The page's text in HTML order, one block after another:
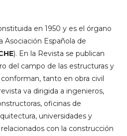
en 1950 y es el órgano
Asociación Española de
). En la Revista se publican
del campo de las estructuras y
tanto en obra civil
va dirigida a ingenieros,
oficinas de
universidades y
con la construcción